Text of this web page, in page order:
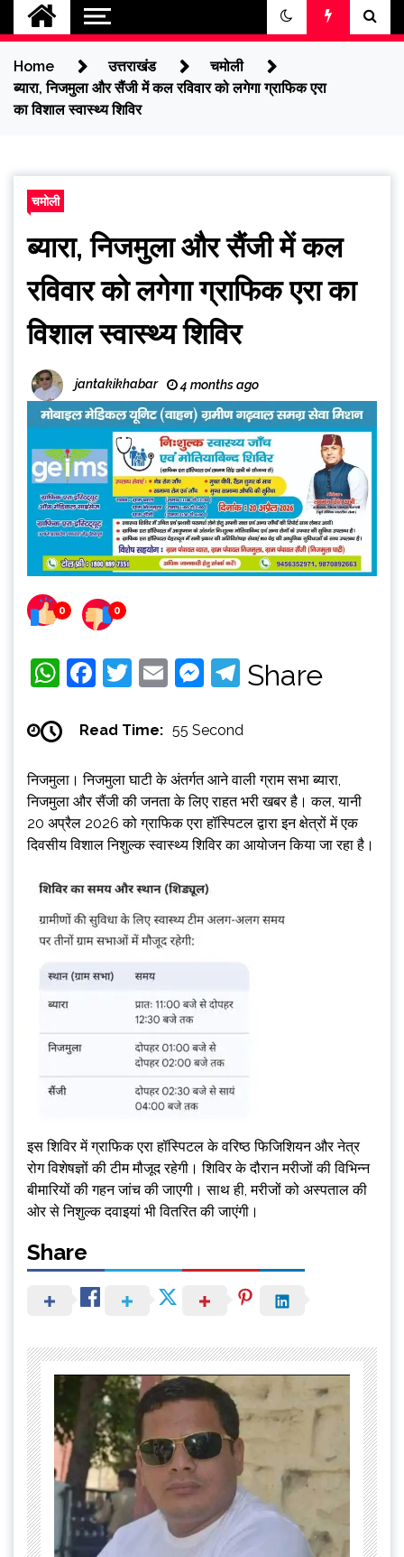
Home उत्तराखंड
चमोली
ब्यारा, निजमुला और सैंजी में कल रविवार को लगेगा ग्राफिक एरा
का विशाल स्वास्थ्य शिविर
चमोली
ब्यारा, निजमुला और सैंजी में कल
रविवार को लगेगा ग्राफिक एरा का
विशाल स्वास्थ्य शिविर
jantakikhabar 4 months ago
0 0
WhatsApp
Facebook
Twitter
EmailMessenger
Telegram
Share
Read Time: 55 Second
निजमुला। निजमुला घाटी के अंतर्गत आने वाली ग्राम सभा ब्यारा,
निजमुला और सैंजी की जनता के लिए राहत भरी खबर है। कल, यानी
20 अप्रैल 2026 को ग्राफिक एरा हॉस्पिटल द्वारा इन क्षेत्रों में एक
दिवसीय विशाल निशुल्क स्वास्थ्य शिविर का आयोजन किया जा रहा है।
इस शिविर में ग्राफिक एरा हॉस्पिटल के वरिष्ठ फिजिशियन और नेत्र
रोग विशेषज्ञों की टीम मौजूद रहेगी। शिविर के दौरान मरीजों की विभिन्न
बीमारियों की गहन जांच की जाएगी। साथ ही, मरीजों को अस्पताल की
ओर से निशुल्क दवाइयां भी वितरित की जाएंगी।
Share